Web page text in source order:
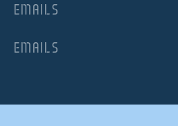
EMAILS
EMAILS